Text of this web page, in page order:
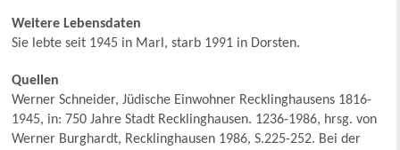
Weitere Lebensdaten
Sie lebte seit 1945 in Marl, starb 1991 in Dorsten.
Quellen
Werner Schneider, Jüdische Einwohner Recklinghausens 1816-
1945, in: 750 Jahre Stadt Recklinghausen. 1236-1986, hrsg. von
Werner Burghardt, Recklinghausen 1986, S.225-252. Bei der